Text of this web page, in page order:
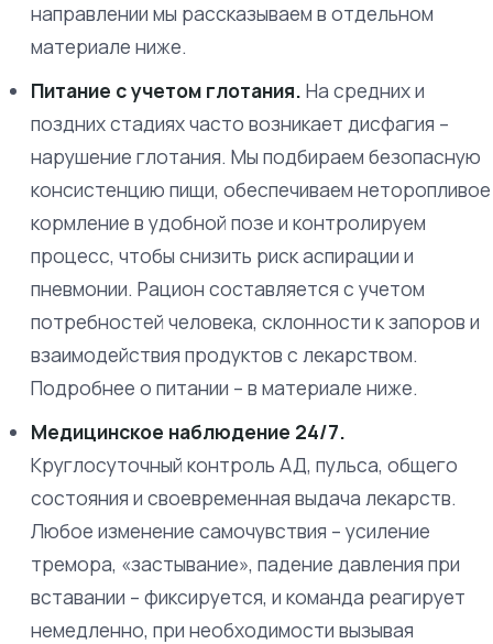
направлении мы рассказываем в отдельном
материале ниже.
Питание с учетом глотания. На средних и
поздних стадиях часто возникает дисфагия –
нарушение глотания. Мы подбираем безопасную
консистенцию пищи, обеспечиваем неторопливое
кормление в удобной позе и контролируем
процесс, чтобы снизить риск аспирации и
пневмонии. Рацион составляется с учетом
потребностей человека, склонности к запоров и
взаимодействия продуктов с лекарством.
Подробнее о питании – в материале ниже.
Медицинское наблюдение 24/7.
Круглосуточный контроль АД, пульса, общего
состояния и своевременная выдача лекарств.
Любое изменение самочувствия – усиление
тремора, «застывание», падение давления при
вставании – фиксируется, и команда реагирует
немедленно, при необходимости вызывая